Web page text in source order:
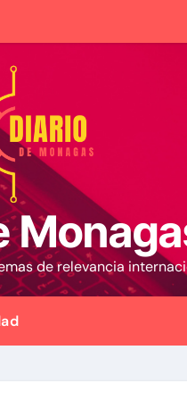
con primer vuelo desde
para niños
la pareja de su abuela
en Venezuela
al país para diálogo
próximas 24 horas, de
de relevancia